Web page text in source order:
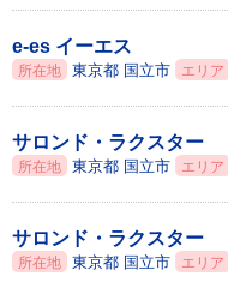
e-es イーエス
所在地 東京都 国立市 エリア
サロンド・ラクスター
所在地 東京都 国立市 エリア
サロンド・ラクスター
所在地 東京都 国立市 エリア